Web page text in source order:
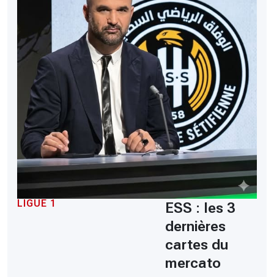
LIGUE 1
ESS : les 3
dernières
cartes du
mercato